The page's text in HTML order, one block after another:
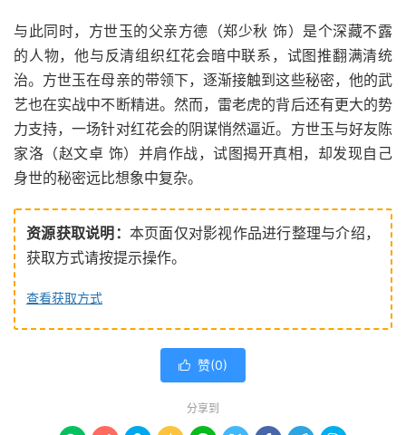
与此同时，方世玉的父亲方德（郑少秋 饰）是个深藏不露
的人物，他与反清组织红花会暗中联系，试图推翻满清统
治。方世玉在母亲的带领下，逐渐接触到这些秘密，他的武
艺也在实战中不断精进。然而，雷老虎的背后还有更大的势
力支持，一场针对红花会的阴谋悄然逼近。方世玉与好友陈
家洛（赵文卓 饰）并肩作战，试图揭开真相，却发现自己
身世的秘密远比想象中复杂。
资源获取说明： 本页面仅对影视作品进行整理与介绍，
获取方式请按提示操作。
查看获取方式
 赞(0)
分享到